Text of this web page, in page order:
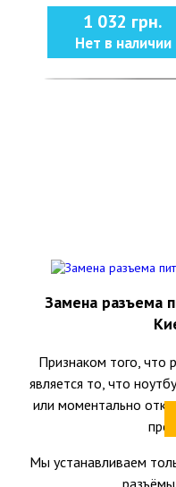
1 032 грн.
Нет в наличии
Замена разъема
Признаком того, что
является то, что
или моментально
Мы устанавливаем
разъёмы